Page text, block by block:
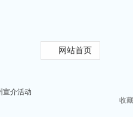
网站首页
宣介活动
收